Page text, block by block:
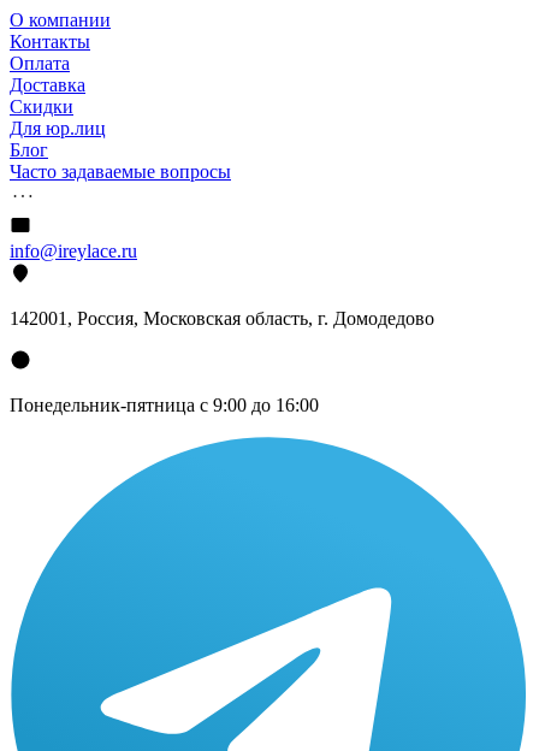
О компании
Контакты
Оплата
Доставка
Скидки
Для юр.лиц
Блог
Часто задаваемые вопросы
info@ireylace.ru
142001 , Россия, Московская область, г. Домодедово
Понедельник-пятница с 9:00 до 16:00